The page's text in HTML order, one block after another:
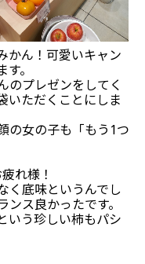
かん！可愛いキャン
。
のプレゼンをしてく
いただくことにしま
の女の子も「もう1つ
れ様！
く底味というんでし
ス良かったです。
いう珍しい柿もパシ